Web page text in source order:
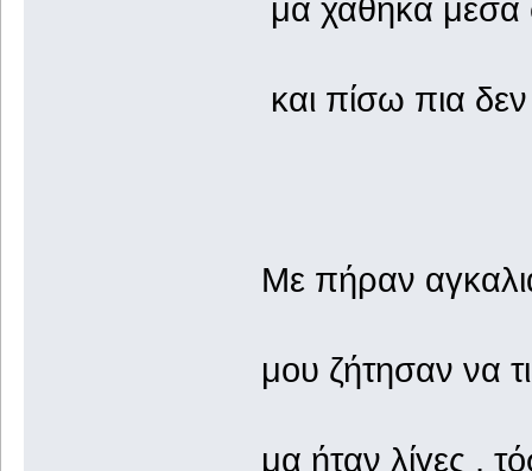
μα χάθηκα
και πίσω πια
Με πήραν
μου ζήτησαν να
μα ήταν λίγες ,